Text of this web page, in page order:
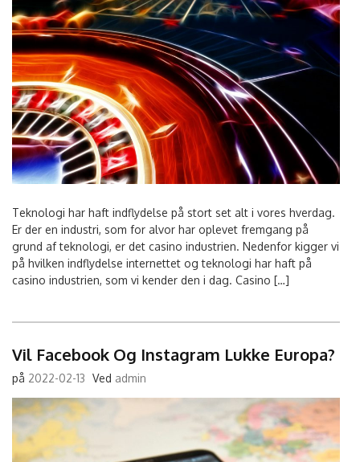
Teknologi har haft indflydelse på stort set alt i vores hverdag.
Er der en industri, som for alvor har oplevet fremgang på
grund af teknologi, er det casino industrien. Nedenfor kigger vi
på hvilken indflydelse internettet og teknologi har haft på
casino industrien, som vi kender den i dag. Casino […]
Vil Facebook Og Instagram Lukke Europa?
på 2022-02-13 Ved admin